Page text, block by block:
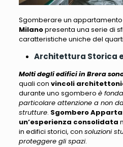
Sgomberare un
Milanopresenta una serie di
caratteristiche uniche del
Architettura Storica
Molti degli edifici in Brera
quali con vincoli
durante uno sgombero è
particolare attenzione a non
strutture. Sgombero
un’esperienza consolidata
in edifici storici, con soluzioni
proteggere gli spazi.